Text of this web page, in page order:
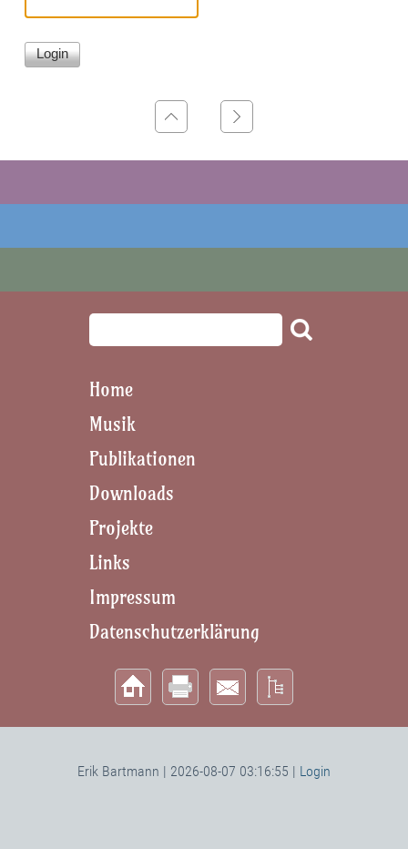
Home
Musik
Publikationen
Downloads
Projekte
Links
Impressum
Datenschutzerklärung
Erik Bartmann | 2026-08-07 03:16:55 | Login